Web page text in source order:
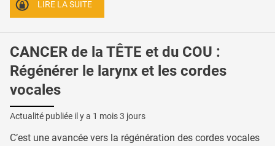
LIRE LA SUITE
CANCER de la TÊTE et du COU :
Régénérer le larynx et les cordes
vocales
Actualité publiée il y a 1 mois 3 jours
C’est une avancée vers la régénération des cordes vocales